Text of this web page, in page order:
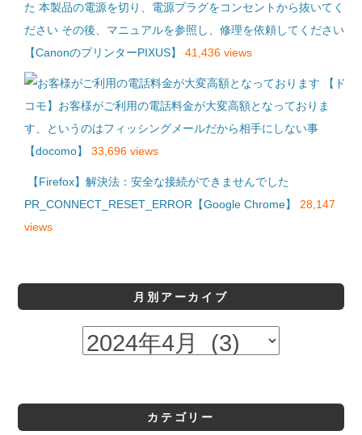
た 本製品の電源を切り、電源プラグをコンセントから抜いてく
ださい その後、マニュアルを参照し、修理を依頼してください
【CanonのプリンターPIXUS】
41,436 views
【ド
コモ】お客様がご利用の電話料金が大変高額となっておりま
す、というのはフィッシングメールだから相手にしない事
【docomo】
33,696 views
【Firefox】解決法：安全な接続ができませんでした
PR_CONNECT_RESET_ERROR【Google Chrome】
28,147
views
月別アーカイブ
カテゴリー